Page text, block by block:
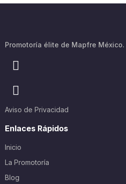
Promotoría élite de Mapfre México.
Aviso de Privacidad
Enlaces Rápidos
Inicio
La Promotoría
Blog